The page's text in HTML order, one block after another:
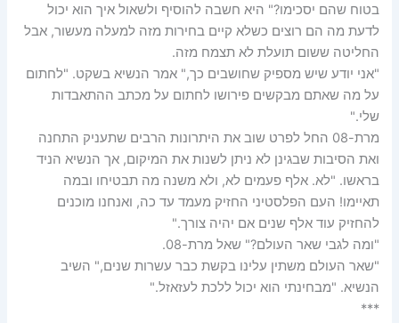
בטוח שהם יסכימו?" היא חשבה להוסיף ולשאול איך הוא יכול
לדעת מה הם רוצים כשלא קיים בחירות מזה למעלה מעשור, אבל
החליטה ששום תועלת לא תצמח מזה.
"אני יודע שיש מספיק שחושבים כך," אמר הנשיא בשקט. "לחתום
על מה שאתם מבקשים פירושו לחתום על מכתב ההתאבדות
שלי."
מרת-08 החל לפרט שוב את היתרונות הרבים שתעניק התחנה
ואת הסיבות שבגינן לא ניתן לשנות את המיקום, אך הנשיא הניד
בראשו. "לא. אלף פעמים לא, ולא משנה מה תבטיחו ובמה
תאיימו! העם הפלסטיני החזיק מעמד עד כה, ואנחנו מוכנים
להחזיק עוד אלף שנים אם יהיה צורך."
"ומה לגבי שאר העולם?" שאל מרת-08.
"שאר העולם משתין עלינו בקשת כבר עשרות שנים," השיב
הנשיא. "מבחינתי הוא יכול ללכת לעזאזל."
***